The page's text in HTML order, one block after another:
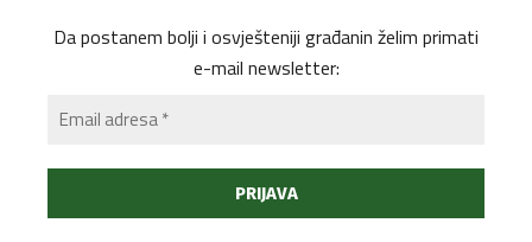
Da postanem bolji i osvješteniji građanin želim primati
e-mail newsletter: